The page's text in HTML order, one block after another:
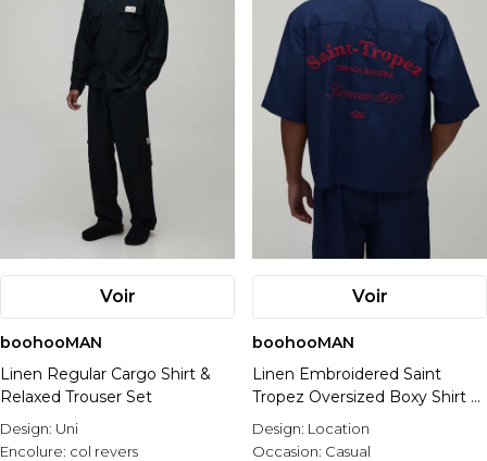
Voir
boohooMAN
Linen Regular Cargo Shirt &
Relaxed Trouser Set
Design: Uni
Encolure: col revers
Voir
boohooMAN
Linen Embroidered Saint
Tropez Oversized Boxy Shirt &
Relaxed Trouser Set
Design: Location
Occasion: Casual